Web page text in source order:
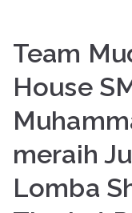
Team
House
meraih
Lomba